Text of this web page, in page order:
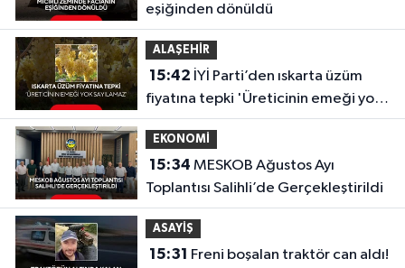
eşiğinden dönüldü
ALAŞEHİR
15:42
fiyatına tepki 'Üreticinin emeği yok
sayılamaz'
EKONOMİ
15:34
Toplantısı Salihli’de Gerçekleştirildi
ASAYİŞ
15:31